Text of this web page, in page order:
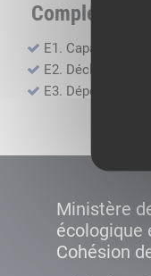
E1. Capacité
E2. Déclaration
E3. Dépôt des
Ministère
écologique
Cohésion